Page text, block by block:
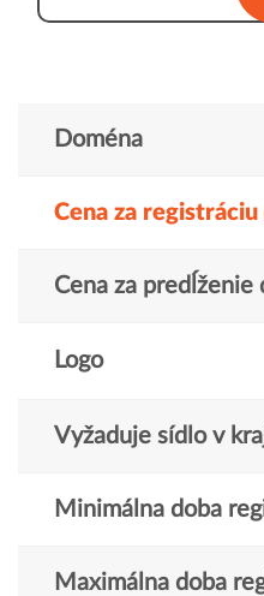
Doména
Cena za
Cena za predĺženie
Logo
Vyžaduje sídlo v
Minimálna doba
Maximálna doba